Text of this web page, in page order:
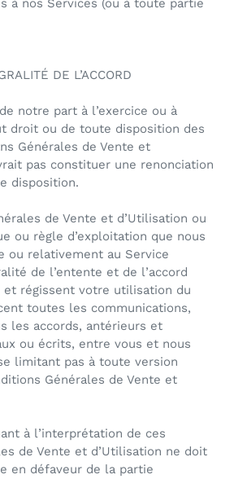
à nos Services (ou à toute partie
DE L’ACCORD
notre part à l’exercice ou à
droit ou de toute disposition des
Générales de Vente et
pas constituer une renonciation
disposition.
de Vente et d’Utilisation ou
ou règle d’exploitation que nous
ou relativement au Service
de l’entente et de l’accord
et régissent votre utilisation du
toutes les communications,
les accords, antérieurs et
ou écrits, entre vous et nous
limitant pas à toute version
Générales de Vente et
à l’interprétation de ces
de Vente et d’Utilisation ne doit
en défaveur de la partie